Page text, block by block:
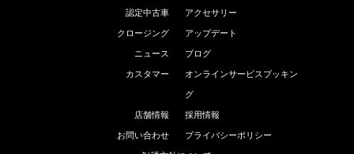
認定中古車
アクセサリー
クロージング
アップデート
ニュース
ブログ
カスタマー
オンラインサービスブッキン
グ
店舗情報
採用情報
お問い合わせ
プライバシーポリシー